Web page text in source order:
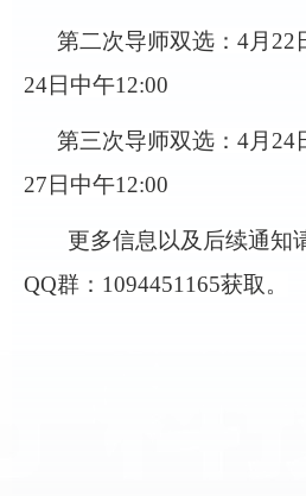
第二次导师双选： 4月22
24日中午12:00
第三次导师双选： 4月24
27 日中午12:00
更多信息以及后续通知
QQ群：1094451165获取。